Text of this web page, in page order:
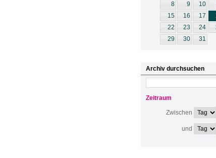
8
9 10
15
16 17
22
23 24
29
30 31
Archiv durchsuchen
Zeitraum
Zwischen
und